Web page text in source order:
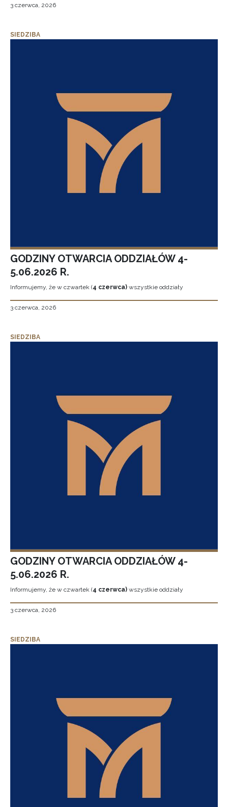
3 czerwca, 2026
SIEDZIBA
GODZINY OTWARCIA ODDZIAŁÓW 4-
5.06.2026 R.
Informujemy, że w czwartek (4 czerwca) wszystkie oddziały
3 czerwca, 2026
SIEDZIBA
GODZINY OTWARCIA ODDZIAŁÓW 4-
5.06.2026 R.
Informujemy, że w czwartek (4 czerwca) wszystkie oddziały
3 czerwca, 2026
SIEDZIBA